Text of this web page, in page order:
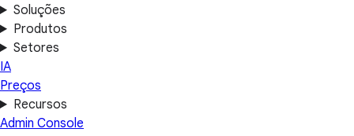
Soluções
Produtos
Setores
IA
Preços
Recursos
Admin Console